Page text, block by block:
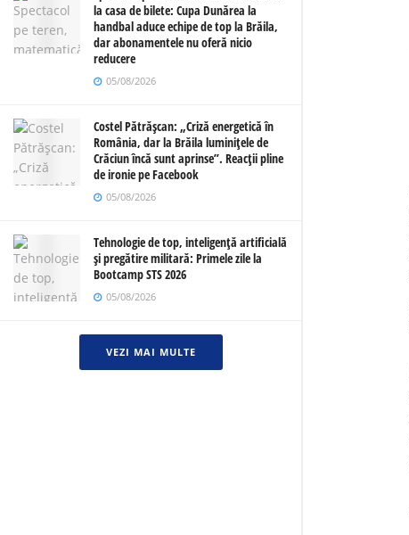
la casa de bilete: Cupa Dunărea la
handbal aduce echipe de top la Brăila,
dar abonamentele nu oferă nicio
reducere
05/08/2026
Costel Pătrășcan: „Criză energetică în
România, dar la Brăila luminițele de
Crăciun încă sunt aprinse”. Reacții pline
de ironie pe Facebook
05/08/2026
Tehnologie de top, inteligență artificială
și pregătire militară: Primele zile la
Bootcamp STS 2026
05/08/2026
VEZI MAI MULTE